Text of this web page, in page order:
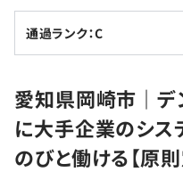
転職成功ガイド
転職エージェント
インタビュー
転職成功ガイド
新卒就活
求人検索
本選考
学習
通過ランク：C
愛知県岡崎市｜デ
に大手企業のシス
のびと働ける【原